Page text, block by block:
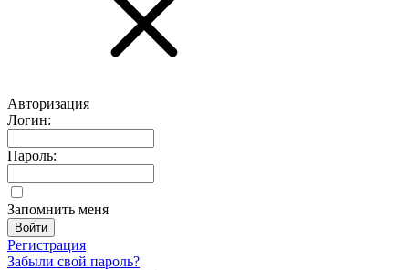
Авторизация
Логин:
Пароль:
Запомнить меня
Регистрация
Забыли свой пароль?